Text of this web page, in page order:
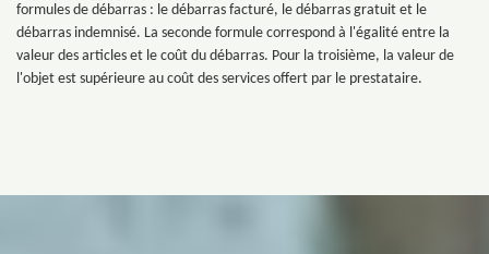
formules de débarras : le débarras facturé, le débarras gratuit et le
débarras indemnisé. La seconde formule correspond à l'égalité entre la
valeur des articles et le coût du débarras. Pour la troisième, la valeur de
l'objet est supérieure au coût des services offert par le prestataire.